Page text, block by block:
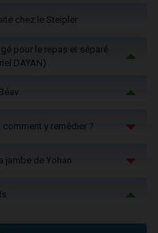
chez le Steipler
pour le repas et séparé
DAYAN)
y remédier ?
jambe de Yohan